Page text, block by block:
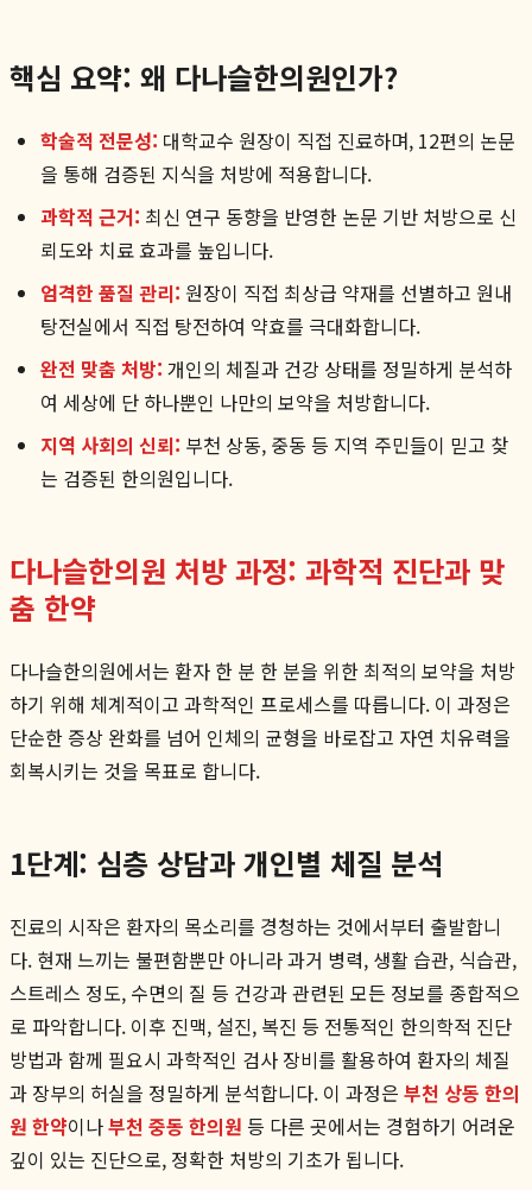
핵심 요약: 왜 다나슬한의원인가?
학술적 전문성: 대학교수 원장이 직접 진료하며, 12편의 논문
을 통해 검증된 지식을 처방에 적용합니다.
과학적 근거: 최신 연구 동향을 반영한 논문 기반 처방으로 신
뢰도와 치료 효과를 높입니다.
엄격한 품질 관리: 원장이 직접 최상급 약재를 선별하고 원내
탕전실에서 직접 탕전하여 약효를 극대화합니다.
완전 맞춤 처방: 개인의 체질과 건강 상태를 정밀하게 분석하
여 세상에 단 하나뿐인 나만의 보약을 처방합니다.
지역 사회의 신뢰: 부천 상동, 중동 등 지역 주민들이 믿고 찾
는 검증된 한의원입니다.
다나슬한의원 처방 과정: 과학적 진단과 맞
춤 한약
다나슬한의원에서는 환자 한 분 한 분을 위한 최적의 보약을 처방
하기 위해 체계적이고 과학적인 프로세스를 따릅니다. 이 과정은
단순한 증상 완화를 넘어 인체의 균형을 바로잡고 자연 치유력을
회복시키는 것을 목표로 합니다.
1단계: 심층 상담과 개인별 체질 분석
진료의 시작은 환자의 목소리를 경청하는 것에서부터 출발합니
다. 현재 느끼는 불편함뿐만 아니라 과거 병력, 생활 습관, 식습관,
스트레스 정도, 수면의 질 등 건강과 관련된 모든 정보를 종합적으
로 파악합니다. 이후 진맥, 설진, 복진 등 전통적인 한의학적 진단
방법과 함께 필요시 과학적인 검사 장비를 활용하여 환자의 체질
과 장부의 허실을 정밀하게 분석합니다. 이 과정은 부천 상동 한의
원 한약이나부천 중동 한의원 등 다른 곳에서는 경험하기 어려운
깊이 있는 진단으로, 정확한 처방의 기초가 됩니다.